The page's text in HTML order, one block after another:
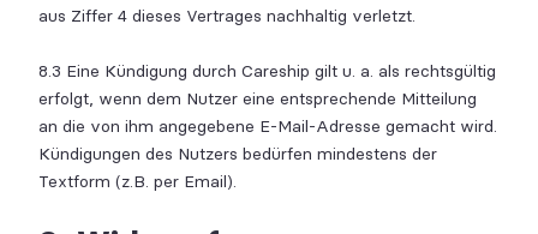
aus Ziffer 4 dieses Vertrages nachhaltig verletzt.
8.3 Eine Kündigung durch Careship gilt u. a. als rechtsgültig
erfolgt, wenn dem Nutzer eine entsprechende Mitteilung
an die von ihm angegebene E-Mail-Adresse gemacht wird.
Kündigungen des Nutzers bedürfen mindestens der
Textform (z.B. per Email).